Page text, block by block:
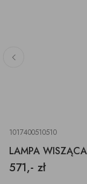
1017400510510
LAMPA WISZĄCA
571,- zł